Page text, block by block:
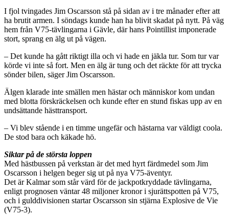
I fjol tvingades Jim Oscarsson stå på sidan av i tre månader efter att
ha brutit armen. I söndags kunde han ha blivit skadat på nytt. På väg
hem från V75-tävlingarna i Gävle, där hans Pointillist imponerade
stort, sprang en älg ut på vägen.
– Det kunde ha gått riktigt illa och vi hade en jäkla tur. Som tur var
körde vi inte så fort. Men en älg är tung och det räckte för att trycka
sönder bilen, säger Jim Oscarsson.
Älgen klarade inte smällen men hästar och människor kom undan
med blotta förskräckelsen och kunde efter en stund fiskas upp av en
undsättande hästtransport.
– Vi blev stående i en timme ungefär och hästarna var väldigt coola.
De stod bara och käkade hö.
Siktar på de största loppen
Med hästbussen på verkstan är det med hyrt färdmedel som Jim
Oscarsson i helgen beger sig ut på nya V75-äventyr.
Det är Kalmar som står värd för de jackpotkryddade tävlingarna,
enligt prognosen väntar 48 miljoner kronor i sjurättspotten på V75,
och i gulddivisionen startar Oscarsson sin stjärna Explosive de Vie
(V75-3).